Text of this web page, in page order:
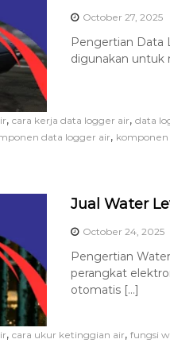
October 27, 2025
Pengertian Data
digunakan untuk
, cara kerja data logger air, data
data logger air,
Jual Water
October 24, 2025
Pengertian
perangkat
otomatis […]
, cara ukur ketinggian air, fungsi